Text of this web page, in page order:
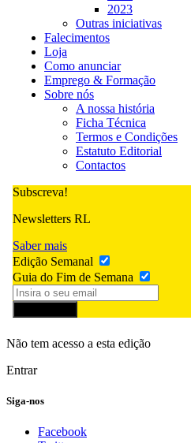
2023
Outras iniciativas
Falecimentos
Loja
Como anunciar
Emprego & Formação
Sobre nós
A nossa história
Ficha Técnica
Termos e Condições
Estatuto Editorial
Contactos
Subscreva!
Newsletters RL
Saber mais
Edição Semanal
Guia do Fim de Semana
Não tem acesso a esta edição
Entrar
Siga-nos
Facebook